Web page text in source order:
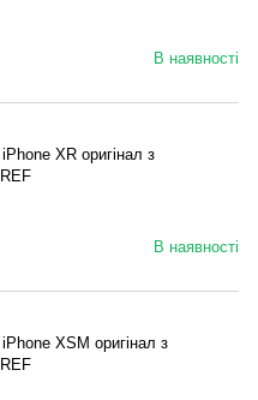
В наявності
XR оригінал з
В наявності
XSM оригінал з